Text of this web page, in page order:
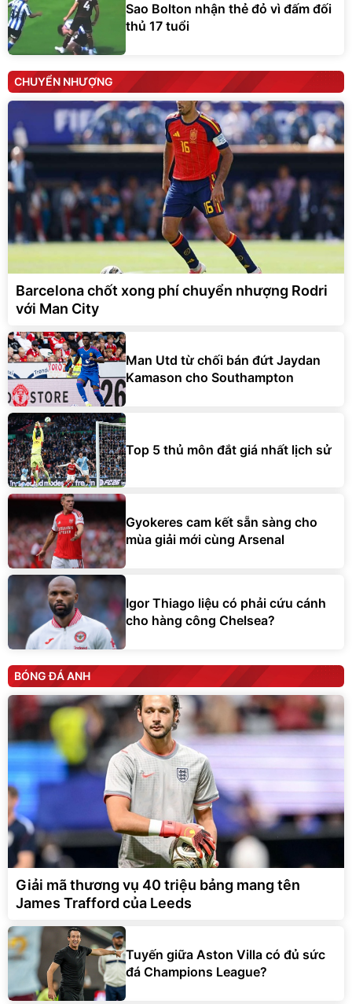
Sao Bolton nhận thẻ đỏ vì đấm đối
thủ 17 tuổi
CHUYỂN NHƯỢNG
Barcelona chốt xong phí chuyển nhượng Rodri
với Man City
Man Utd từ chối bán đứt Jaydan
Kamason cho Southampton
Top 5 thủ môn đắt giá nhất lịch sử
Gyokeres cam kết sẵn sàng cho
mùa giải mới cùng Arsenal
Igor Thiago liệu có phải cứu cánh
cho hàng công Chelsea?
BÓNG ĐÁ ANH
Giải mã thương vụ 40 triệu bảng mang tên
James Trafford của Leeds
Tuyến giữa Aston Villa có đủ sức
đá Champions League?